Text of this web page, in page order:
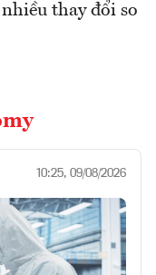
thay đổi so
10:25, 09/08/2026